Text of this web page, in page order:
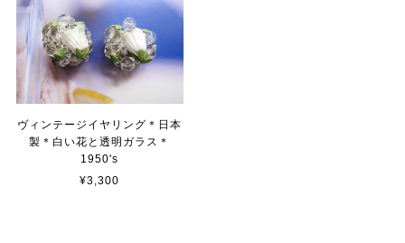
ヴィンテージイヤリング＊日本
製＊白い花と透明ガラス＊
1950's
¥3,300